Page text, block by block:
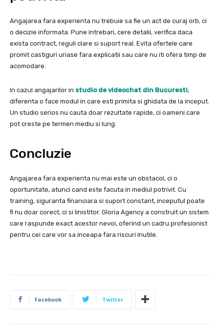
Angajarea fara experienta nu trebuie sa fie un act de curaj orb, ci
o decizie informata. Pune intrebari, cere detalii, verifica daca
exista contract, reguli clare si suport real. Evita ofertele care
promit castiguri uriase fara explicatii sau care nu iti ofera timp de
acomodare.
In cazul angajarilor in studio de videochat din Bucuresti,
diferenta o face modul in care esti primita si ghidata de la inceput.
Un studio serios nu cauta doar rezultate rapide, ci oameni care
pot creste pe termen mediu si lung.
Concluzie
Angajarea fara experienta nu mai este un obstacol, ci o
oportunitate, atunci cand este facuta in mediul potrivit. Cu
training, siguranta financiara si suport constant, inceputul poate
fi nu doar corect, ci si linistitor. Gloria Agency a construit un sistem
care raspunde exact acestor nevoi, oferind un cadru profesionist
pentru cei care vor sa inceapa fara riscuri inutile.
Facebook Twitter